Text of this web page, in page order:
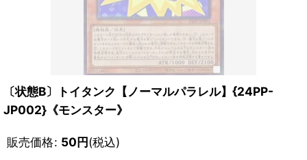
〔状態B〕トイタンク【ノーマルパラレル】{24PP-
JP002}《モンスター》
販売価格: 50円(税込)